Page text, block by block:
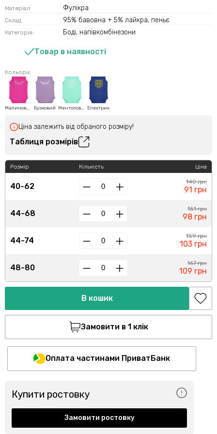
Матеріал Фулікра
Склад 95% бавовна + 5% лайкра, пеньє
Категорія: Боді, напівкомбінезони
Товар в наявності
Кольори:
Малиновий Бузковий Ментоловий Електрик
Ціна залежить від обраного розміру!
Таблиця розмірів
Розмір
40-62
44-68
44-74
48-80
Кількість Ціна
140 грн
91 грн
151 грн
98 грн
159 грн
103 грн
167 грн
109 грн
В кошик
Замовити в 1 клік
Оплата частинами ПриватБанк
Купити ростовку
Замовити ростовку